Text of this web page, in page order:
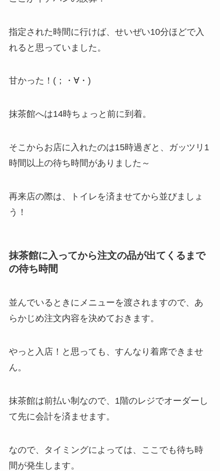
指定された時間に行けば、せいぜい10分ほどで入
れると思っていました。
甘かった！(；・∀・)
抹茶館へは14時ちょっと前に到着。
そこからお店に入れたのは15時過ぎと、ガッツリ1
時間以上の待ち時間がありました～
再来店の際は、トイレを済ませてから並びましょ
う！
抹茶館に入ってから注文の品が出てくるまで
の待ち時間
並んでいるときにメニューを渡されますので、あ
らかじめ注文内容を決めておきます。
やっと入店！と思っても、すんなり着席できませ
ん。
抹茶館は前払い制なので、1階のレジでオーダーし
て先に会計を済ませます。
なので、タイミングによっては、ここでも待ち時
間が発生します。